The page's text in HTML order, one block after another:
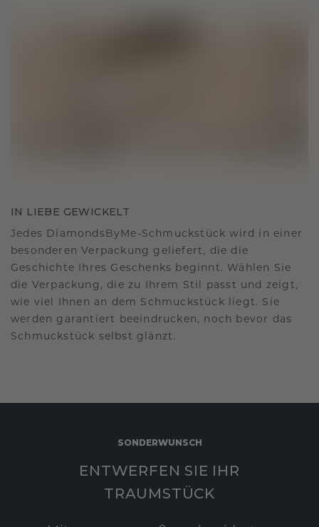
IN LIEBE GEWICKELT
Jedes DiamondsByMe-Schmuckstück wird in einer
besonderen Verpackung geliefert, die die
Geschichte Ihres Geschenks beginnt. Wählen Sie
die Verpackung, die zu Ihrem Stil passt und zeigt,
wie viel Ihnen an dem Schmuckstück liegt. Sie
werden garantiert beeindrucken, noch bevor das
Schmuckstück selbst glänzt.
SONDERWUNSCH
ENTWERFEN SIE IHR
TRAUMSTÜCK